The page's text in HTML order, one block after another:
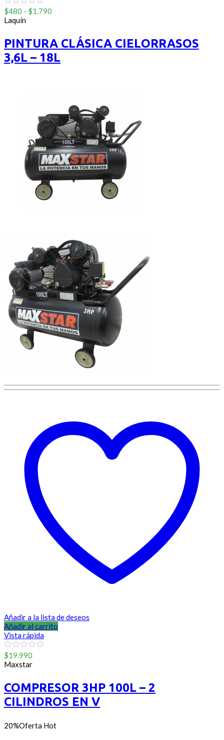
0
out
of
$480 - $1.790
desde
$480
hasta
$1.790
Laquín
PINTURA CLÁSICA CIELORRASOS
3,6L – 18L
Añadir a la lista de deseos
Añadir al carrito
Vista rápida
0
out
of
$19.990
Maxstar
COMPRESOR 3HP 100L – 2
CILINDROS EN V
20%Oferta Hot